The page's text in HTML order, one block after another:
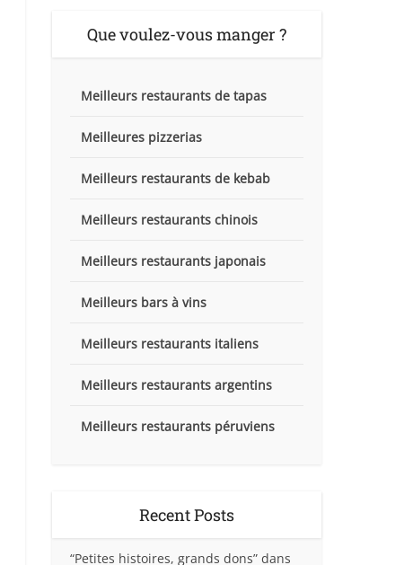
Que voulez-vous manger ?
Meilleurs restaurants de tapas
Meilleures pizzerias
Meilleurs restaurants de kebab
Meilleurs restaurants chinois
Meilleurs restaurants japonais
Meilleurs bars à vins
Meilleurs restaurants italiens
Meilleurs restaurants argentins
Meilleurs restaurants péruviens
Recent Posts
“Petites histoires, grands dons” dans